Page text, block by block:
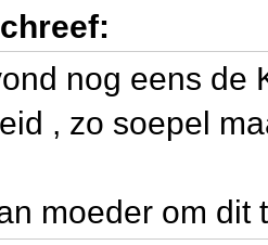
nog eens de
, zo soepel
moeder om dit